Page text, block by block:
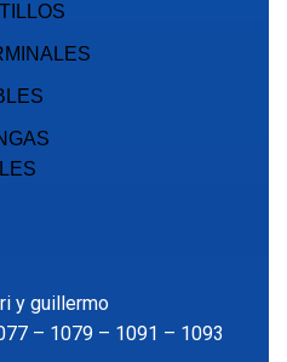
y guillermo
– 1079 – 1091 – 1093